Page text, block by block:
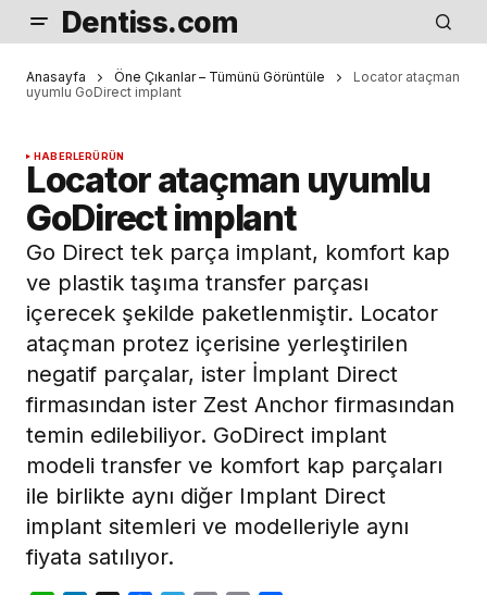
Dentiss.com
Anasayfa Öne Çıkanlar – Tümünü Görüntüle
Locator ataçman
uyumlu GoDirect implant
HABERLERÜRÜN
Locator ataçman uyumlu
GoDirect implant
Go Direct tek parça implant, komfort kap
ve plastik taşıma transfer parçası
içerecek şekilde paketlenmiştir. Locator
ataçman protez içerisine yerleştirilen
negatif parçalar, ister İmplant Direct
firmasından ister Zest Anchor firmasından
temin edilebiliyor. GoDirect implant
modeli transfer ve komfort kap parçaları
ile birlikte aynı diğer Implant Direct
implant sitemleri ve modelleriyle aynı
fiyata satılıyor.